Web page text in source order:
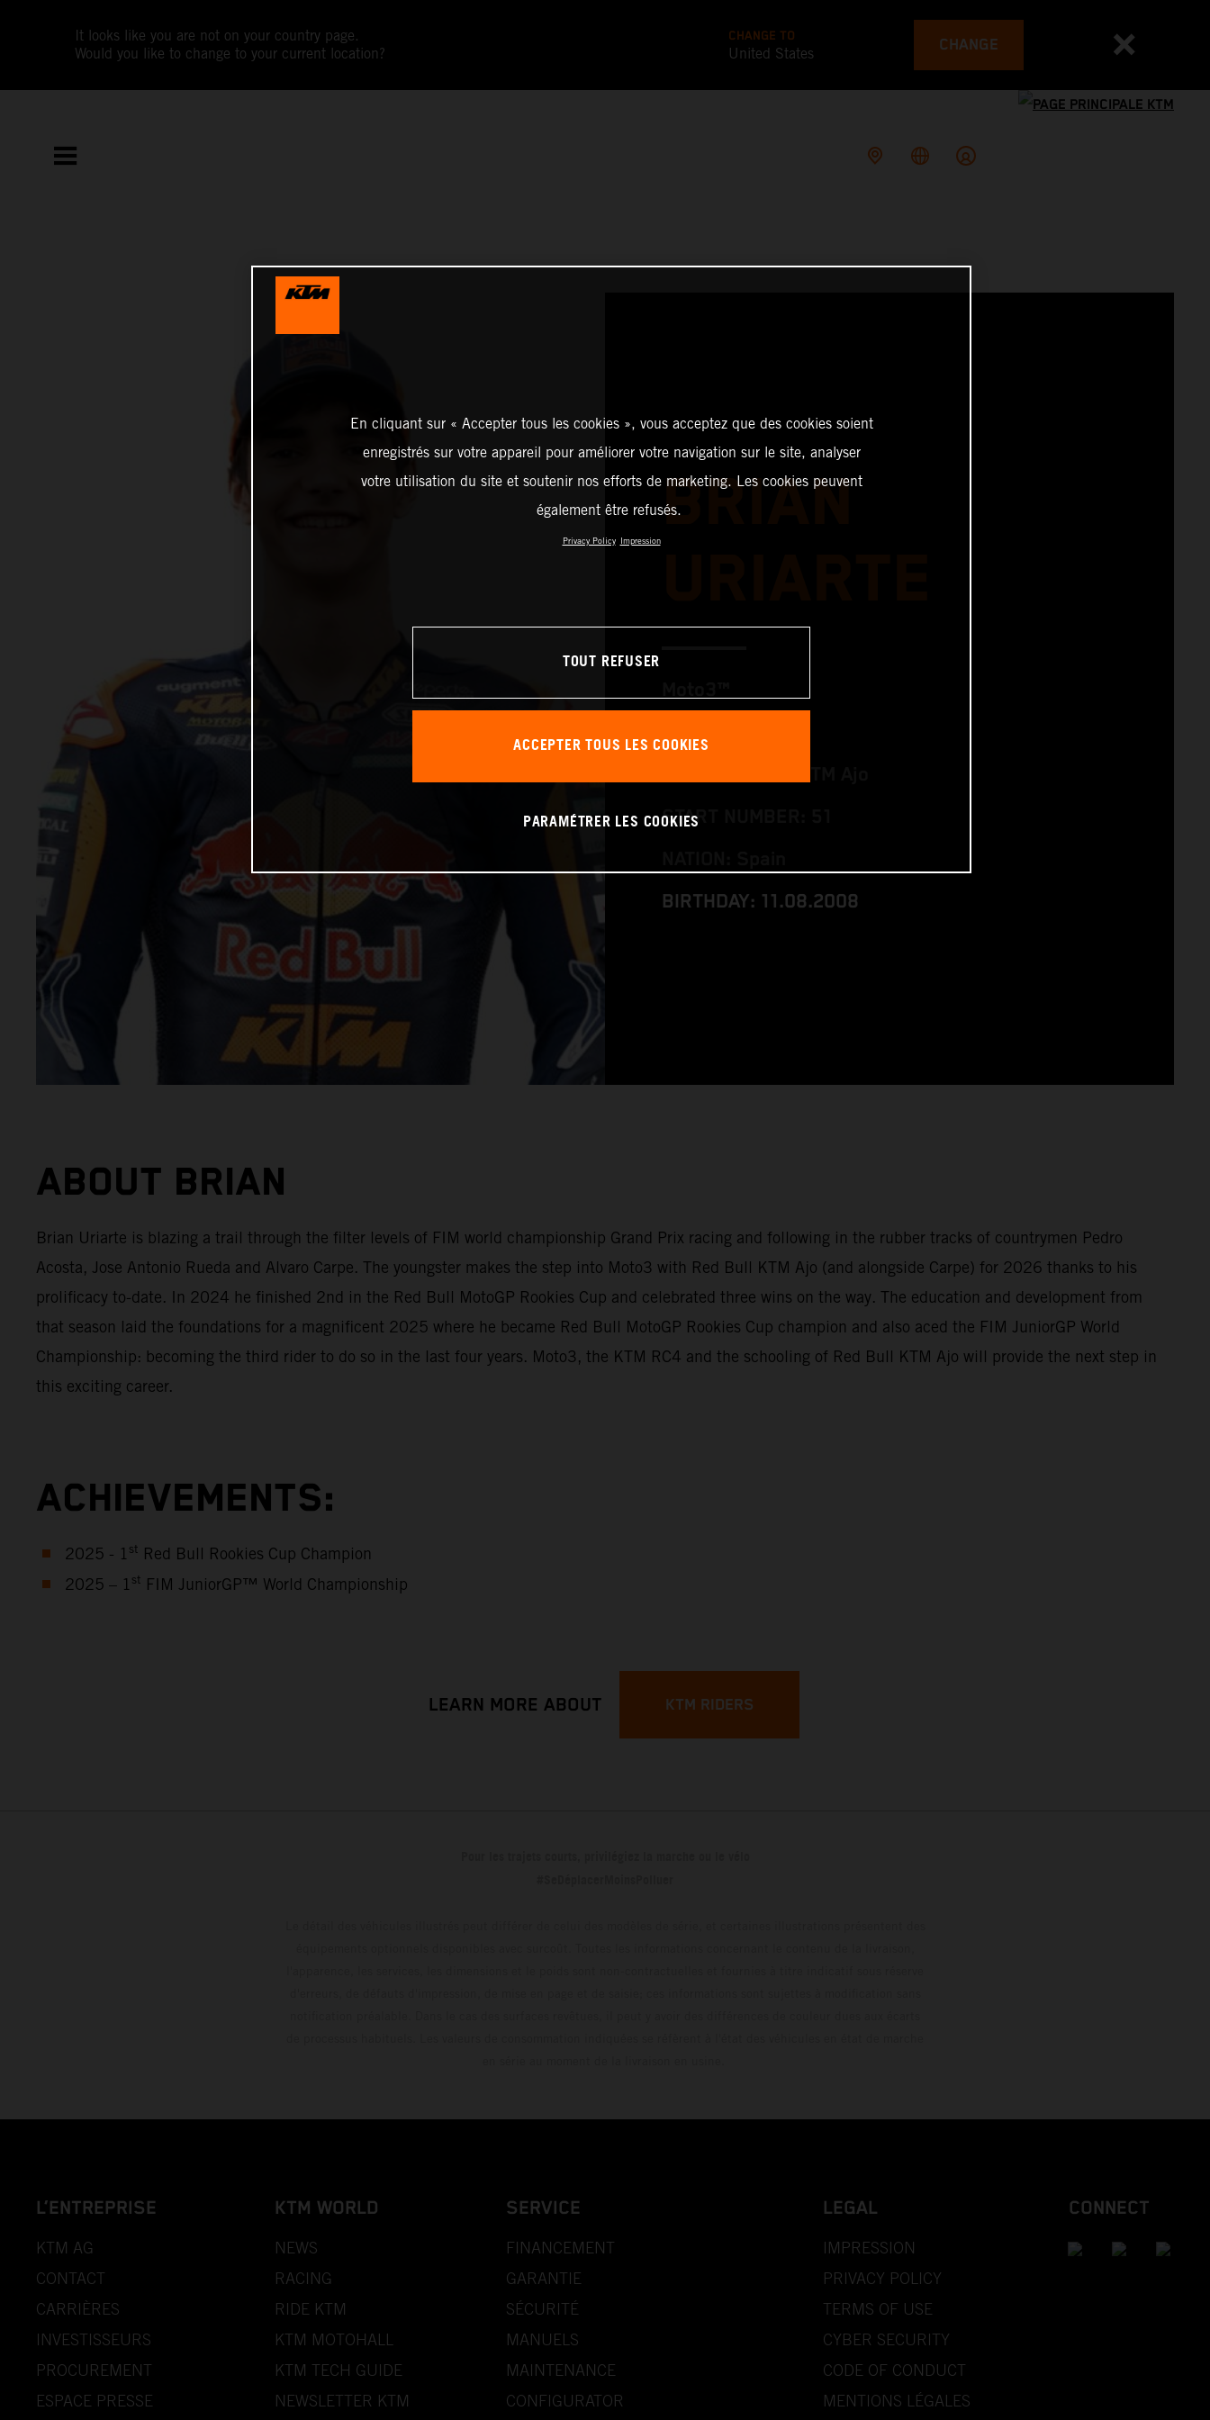
It looks like you are not on your country page.
Would you like to change to your current location?
CHANGE TO
United States CHANGE
BRIAN
START NUMBER: 51
BIRTHDAY: 11.08.2008
ABOUT BRIAN
Brian Uriarte is blazing a trail through the filter levels of FIM world championship Grand Prix racing and following in the rubber tracks of countrymen Pedro
Acosta, Jose Antonio Rueda and Alvaro Carpe. The youngster makes the step into Moto3 with Red Bull KTM Ajo (and alongside Carpe) for 2026 thanks to his
prolificacy to-date. In 2024 he finished 2nd in the Red Bull MotoGP Rookies Cup and celebrated three wins on the way. The education and development from
that season laid the foundations for a magnificent 2025 where he became Red Bull MotoGP Rookies Cup champion and also aced the FIM JuniorGP World
Championship: becoming the third rider to do so in the last four years. Moto3, the KTM RC4 and the schooling of Red Bull KTM Ajo will provide the next step in
this exciting career.
ACHIEVEMENTS:
2025 - 1 st Red Bull Rookies Cup Champion
2025 – 1 st FIM JuniorGP™ World Championship
LEARN MORE ABOUT KTM RIDERS
L’ENTREPRISE
KTM AG
CONTACT
CARRIÈRES
INVESTISSEURS
PROCUREMENT
ESPACE PRESSE
KTM WORLD
NEWS
RACING
RIDE KTM
KTM MOTOHALL
KTM TECH GUIDE
NEWSLETTER KTM
SERVICE
FINANCEMENT
GARANTIE
SÉCURITÉ
MANUELS
MAINTENANCE
CONFIGURATOR
LEGAL
IMPRESSION
PRIVACY POLICY
TERMS OF USE
CYBER SECURITY
CODE OF CONDUCT
MENTIONS LÉGALES
CONNECT
En cliquant sur « Accepter tous les cookies », vous acceptez que des cookies soient
enregistrés sur votre appareil pour améliorer votre navigation sur le site, analyser
votre utilisation du site et soutenir nos efforts de marketing. Les cookies peuvent
également être refusés.
Privacy Policy Impression
TOUT REFUSER
ACCEPTER TOUS LES COOKIES
PARAMÉTRER LES COOKIES